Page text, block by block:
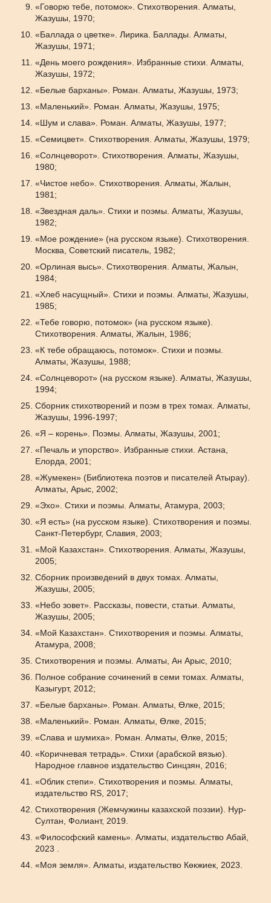
«Говорю тебе, потомок». Стихотворения. Алматы,
Жазушы, 1970;
«Баллада о цветке». Лирика. Баллады. Алматы,
Жазушы, 1971;
«День моего рождения». Избранные стихи. Алматы,
Жазушы, 1972;
«Белые барханы». Роман. Алматы, Жазушы, 1973;
«Маленький». Роман. Алматы, Жазушы, 1975;
«Шум и слава». Роман. Алматы, Жазушы, 1977;
«Семицвет». Стихотворения. Алматы, Жазушы, 1979;
«Солнцеворот». Стихотворения. Алматы, Жазушы,
1980;
«Чистое небо». Стихотворения. Алматы, Жалын,
1981;
«Звездная даль». Стихи и поэмы. Алматы, Жазушы,
1982;
«Мое рождение» (на русском языке). Стихотворения.
Москва, Советский писатель, 1982;
«Орлиная высь». Стихотворения. Алматы, Жалын,
1984;
«Хлеб насущный». Стихи и поэмы. Алматы, Жазушы,
1985;
«Тебе говорю, потомок» (на русском языке).
Стихотворения. Алматы, Жалын, 1986;
«К тебе обращаюсь, потомок». Стихи и поэмы.
Алматы, Жазушы, 1988;
«Солнцеворот» (на русском языке). Алматы, Жазушы,
1994;
Сборник стихотворений и поэм в трех томах. Алматы,
Жазушы, 1996-1997;
«Я – корень». Поэмы. Алматы, Жазушы, 2001;
«Печаль и упорство». Избранные стихи. Астана,
Елорда, 2001;
«Жумекен» (Библиотека поэтов и писателей Атырау).
Алматы, Арыс, 2002;
«Эхо». Стихи и поэмы. Алматы, Атамура, 2003;
«Я есть» (на русском языке). Стихотворения и поэмы.
Санкт-Петербург, Славия, 2003;
«Мой Казахстан». Стихотворения. Алматы, Жазушы,
2005;
Сборник произведений в двух томах. Алматы,
Жазушы, 2005;
«Небо зовет». Рассказы, повести, статьи. Алматы,
Жазушы, 2005;
«Мой Казахстан». Стихотворения и поэмы. Алматы,
Атамура, 2008;
Стихотворения и поэмы. Алматы, Ан Арыс, 2010;
Полное собрание сочинений в семи томах. Алматы,
Казыгурт, 2012;
«Белые барханы». Роман. Алматы, Өлке, 2015;
«Маленький». Роман. Алматы, Өлке, 2015;
«Слава и шумиха». Роман. Алматы, Өлке, 2015;
«Коричневая тетрадь». Стихи (арабской вязью).
Народное главное издательство Синцзян, 2016;
«Облик степи». Стихотворения и поэмы. Алматы,
издательство RS, 2017;
Стихотворения (Жемчужины казахской поэзии). Нур-
Султан, Фолиант, 2019.
«Философский камень». Алматы, издательство Абай,
2023 .
«Моя земля». Алматы, издательство Көкжиек, 2023.